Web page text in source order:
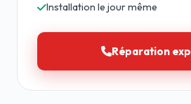
Installation le jour même
Réparation